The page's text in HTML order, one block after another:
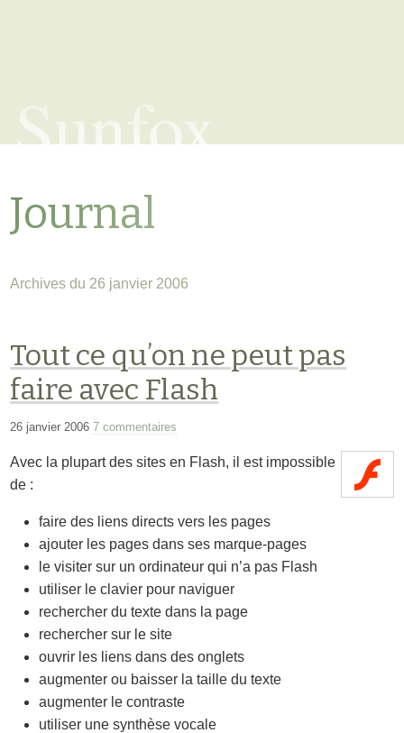
Sunfox
Journal
Archives du 26 janvier 2006
Tout ce qu’on ne peut pas
faire avec Flash
26 janvier 20067 commentaires
Avec la plupart des sites en Flash, il est impossible
de :
faire des liens directs vers les pages
ajouter les pages dans ses marque-pages
le visiter sur un ordinateur qui n’a pas Flash
utiliser le clavier pour naviguer
rechercher du texte dans la page
rechercher sur le site
ouvrir les liens dans des onglets
augmenter ou baisser la taille du texte
augmenter le contraste
utiliser une synthèse vocale